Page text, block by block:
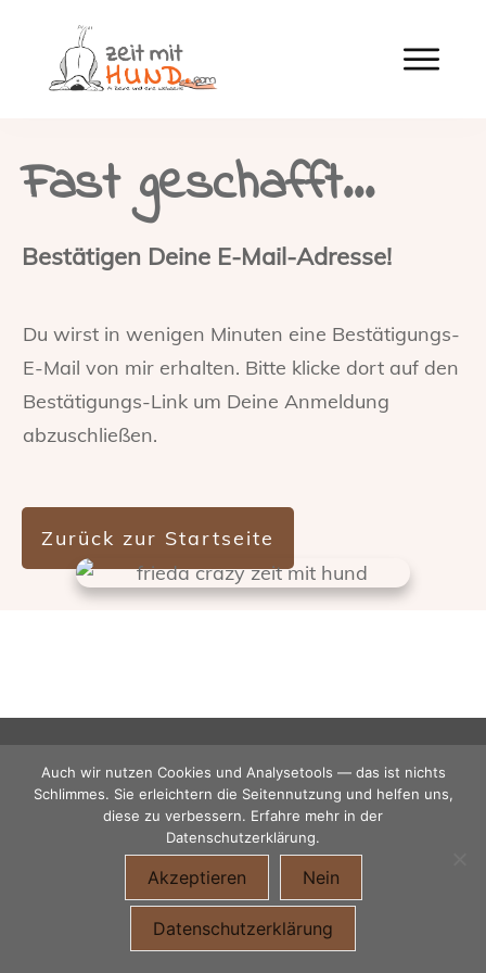
Fast geschafft...
Bestätigen Deine E-Mail-Adresse!
Du wirst in wenigen Minuten eine Bestätigungs-
E-Mail von mir erhalten. Bitte klicke dort auf den
Bestätigungs-Link um Deine Anmeldung
abzuschließen.
Zurück zur Startseite
Impressum Datenschutz
Auch wir nutzen Cookies und Analysetools — das ist nichts
Schlimmes. Sie erleichtern die Seitennutzung und helfen uns,
diese zu verbessern. Erfahre mehr in der
Datenschutzerklärung.
Akzeptieren Nein
Datenschutzerklärung